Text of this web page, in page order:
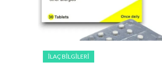
İLAÇ BILGILERI